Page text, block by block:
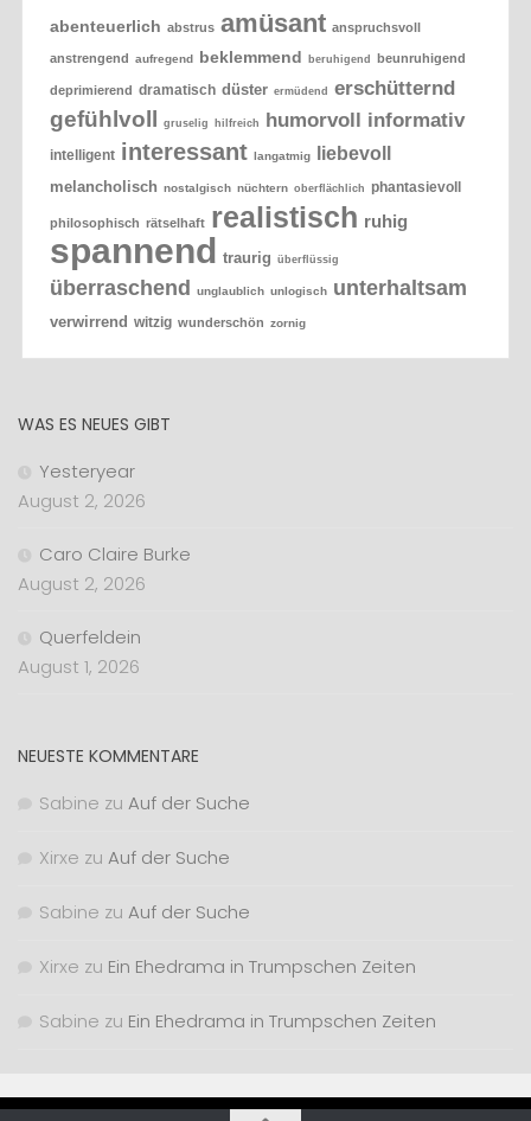
abenteuerlich abstrus amüsant anspruchsvoll
anstrengend aufregend beklemmend beruhigend beunruhigend
deprimierend dramatisch düster ermüdend erschütternd
gefühlvoll gruselig hilfreich humorvoll informativ
intelligent interessant langatmig liebevoll
melancholisch nostalgisch nüchtern oberflächlich phantasievoll
philosophisch rätselhaft realistisch ruhig
spannend traurig überflüssig
überraschend unglaublich unlogisch unterhaltsam
verwirrend witzig wunderschön zornig
WAS ES NEUES GIBT
Yesteryear
August 2, 2026
Caro Claire Burke
August 2, 2026
Querfeldein
August 1, 2026
NEUESTE KOMMENTARE
Sabine zu Auf der Suche
Xirxe zu Auf der Suche
Sabine zu Auf der Suche
Xirxe zu Ein Ehedrama in Trumpschen Zeiten
Sabine zu Ein Ehedrama in Trumpschen Zeiten